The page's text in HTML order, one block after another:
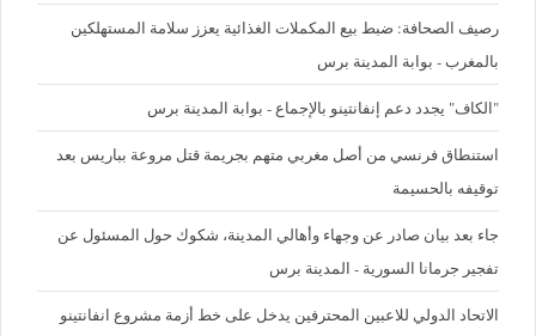
رصيف الصحافة: ضبط بيع المكملات الغذائية يعزز سلامة المستهلكين
بالمغرب - بوابة المدينة برس
"الكاف" يجدد دعم إنفانتينو بالإجماع - بوابة المدينة برس
استنطاق فرنسي من أصل مغربي متهم بجريمة قتل مروعة بباريس بعد
توقيفه بالحسيمة
جاء بعد بيان صادر عن وجهاء وأهالي المدينة، شكوك حول المسئول عن
تفجير جرمانا السورية - المدينة برس
الاتحاد الدولي للاعبين المحترفين يدخل على خط أزمة مشروع انفانتينو